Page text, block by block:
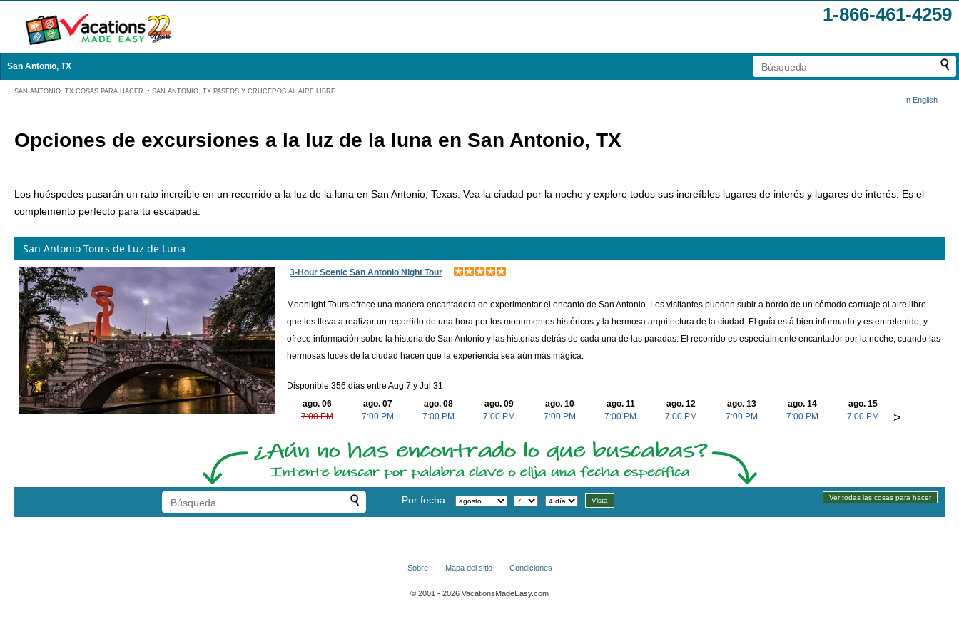
1-866-461-4259
San Antonio, TX
SAN ANTONIO, TX COSAS PARA HACER : SAN ANTONIO, TX PASEOS Y CRUCEROS AL AIRE LIBRE
In English
Opciones de excursiones a la luz de la luna en San Antonio, TX
Los huéspedes pasarán un rato increíble en un recorrido a la luz de la luna en San Antonio, Texas. Vea la ciudad por la noche y explore todos sus increíbles lugares de interés y lugares de interés. Es el
complemento perfecto para tu escapada.
San Antonio Tours de Luz de Luna
3-Hour Scenic San Antonio Night Tour
Moonlight Tours ofrece una manera encantadora de experimentar el encanto de San Antonio. Los visitantes pueden subir a bordo de un cómodo carruaje al aire libre
que los lleva a realizar un recorrido de una hora por los monumentos históricos y la hermosa arquitectura de la ciudad. El guía está bien informado y es entretenido, y
ofrece información sobre la historia de San Antonio y las historias detrás de cada una de las paradas. El recorrido es especialmente encantador por la noche, cuando las
hermosas luces de la ciudad hacen que la experiencia sea aún más mágica.
Disponible 356 días entre Aug 7 y Jul 31
ago. 06
7:00 PM
ago. 07
7:00 PM
ago. 08
7:00 PM
ago. 09
7:00 PM
ago. 10
7:00 PM
ago. 11
7:00 PM
ago. 12
7:00 PM
ago. 13
7:00 PM
ago. 14
7:00 PM
ago. 15
7:00 PM
>
Por fecha: Ver todas las cosas para hacer
Sobre Mapa del sitio Condiciones
© 2001 - 2026 VacationsMadeEasy.com